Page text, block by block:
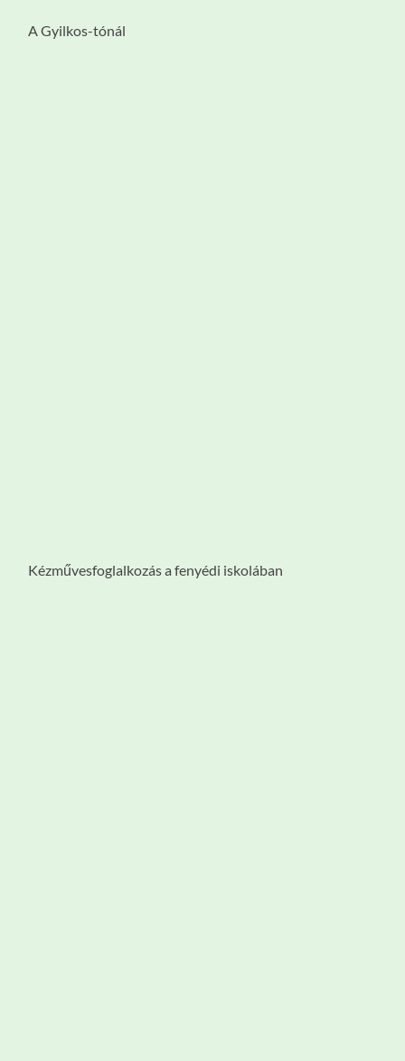
A Gyilkos-tónál
Kézművesfoglalkozás a fenyédi iskolában